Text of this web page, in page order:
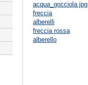
acqua_gocciola.jpg
freccia
alberelli
freccia rossa
alberello